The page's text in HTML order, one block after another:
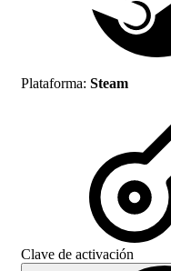
Plataforma: Steam
Clave de activación